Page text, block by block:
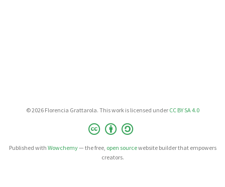
© 2026 Florencia Grattarola. This work is licensed under CC BY SA 4.0
Published with Wowchemy— the free, open sourcewebsite builder that empowers
creators.